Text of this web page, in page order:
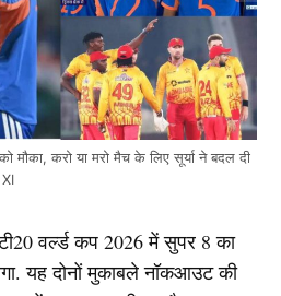
मौका, करो या मरो मैच के लिए सूर्या ने बदल दी
वर्ल्ड कप 2026 में सुपर 8 का
यह दोनों मुकाबले नॉकआउट की